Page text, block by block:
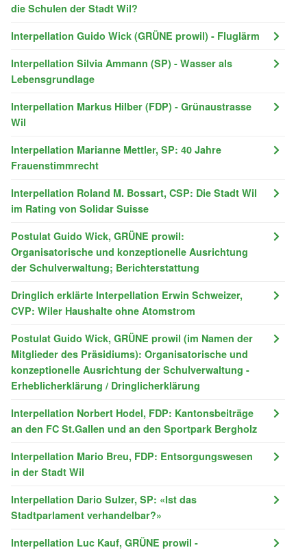
die Schulen der Stadt Wil?
Interpellation Guido Wick (GRÜNE prowil) - Fluglärm
Interpellation Silvia Ammann (SP) - Wasser als
Lebensgrundlage
Interpellation Markus Hilber (FDP) - Grünaustrasse
Wil
Interpellation Marianne Mettler, SP: 40 Jahre
Frauenstimmrecht
Interpellation Roland M. Bossart, CSP: Die Stadt Wil
im Rating von Solidar Suisse
Postulat Guido Wick, GRÜNE prowil:
Organisatorische und konzeptionelle Ausrichtung
der Schulverwaltung; Berichterstattung
Dringlich erklärte Interpellation Erwin Schweizer,
CVP: Wiler Haushalte ohne Atomstrom
Postulat Guido Wick, GRÜNE prowil (im Namen der
Mitglieder des Präsidiums): Organisatorische und
konzeptionelle Ausrichtung der Schulverwaltung -
Erheblicherklärung / Dringlicherklärung
Interpellation Norbert Hodel, FDP: Kantonsbeiträge
an den FC St.Gallen und an den Sportpark Bergholz
Interpellation Mario Breu, FDP: Entsorgungswesen
in der Stadt Wil
Interpellation Dario Sulzer, SP: «Ist das
Stadtparlament verhandelbar?»
Interpellation Luc Kauf, GRÜNE prowil -